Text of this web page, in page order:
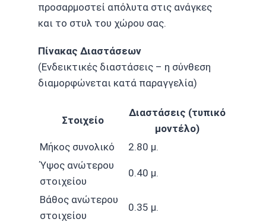
προσαρμοστεί απόλυτα στις ανάγκες
και το στυλ του χώρου σας.
Πίνακας Διαστάσεων
(Ενδεικτικές διαστάσεις – η σύνθεση
διαμορφώνεται κατά παραγγελία)
Στοιχείο
Διαστάσεις (τυπικό
μοντέλο)
Μήκος συνολικό
2.80 μ.
Ύψος ανώτερου
στοιχείου
0.40 μ.
Βάθος ανώτερου
στοιχείου
0.35 μ.